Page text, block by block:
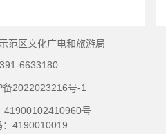
范区文化广电和旅游局
6633180
2022023216号-1
41900102410960号
：4190010019